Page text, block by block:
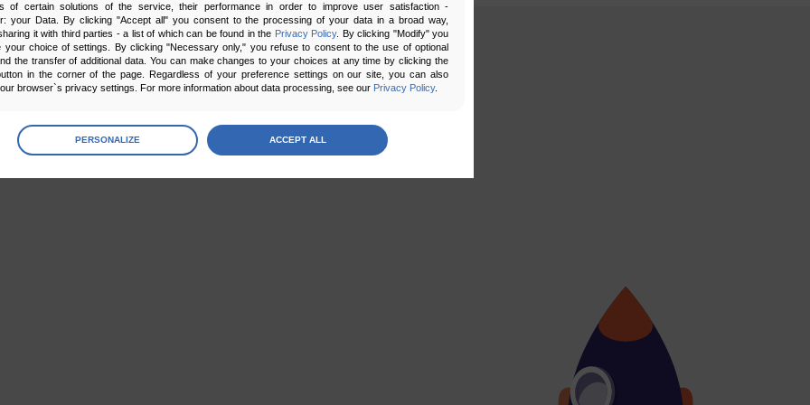
of certain solutions of the service, their performance in order to improve user satisfaction -
your Data. By clicking "Accept all" you consent to the processing of your data in a broad way,
it with third parties - a list of which can be found in the Privacy Policy. By clicking "Modify" you
your choice of settings. By clicking "Necessary only," you refuse to consent to the use of optional
the transfer of additional data. You can make changes to your choices at any time by clicking the
in the corner of the page. Regardless of your preference settings on our site, you can also
browser`s privacy settings. For more information about data processing, see our Privacy Policy.
preferences
functions such as site navigation and access to specific areas of the website. The website cannot be properly
PERSONALIZE ACCEPT ALL